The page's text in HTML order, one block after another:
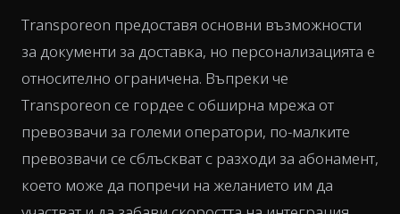
Transporeon предоставя основни възможности
за документи за доставка, но персонализацията е
относително ограничена. Въпреки че
Transporeon се гордее с обширна мрежа от
превозвачи за големи оператори, по-малките
превозвачи се сблъскват с разходи за абонамент,
което може да попречи на желанието им да